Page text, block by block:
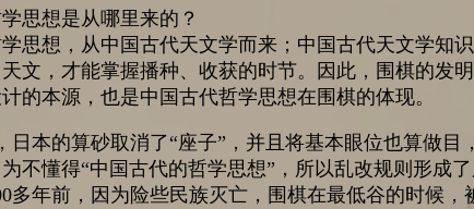
思想是从哪里来的？
思想，从中国古代天文学而来；中国古代天文学知
文，才能掌握播种、收获的时节。因此，围棋的发
的本源，也是中国古代哲学思想在围棋的体现。
日本的算砂取消了“座子”，并且将基本眼位也算做目
不懂得“中国古代的哲学思想”，所以乱改规则形成了
多年前，因为险些民族灭亡，围棋在最低谷的时候，